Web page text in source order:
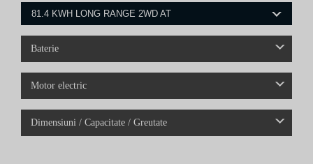
81.4 KWH LONG RANGE 2WD AT
Baterie
Motor electric
Dimensiuni / Capacitate / Greutate